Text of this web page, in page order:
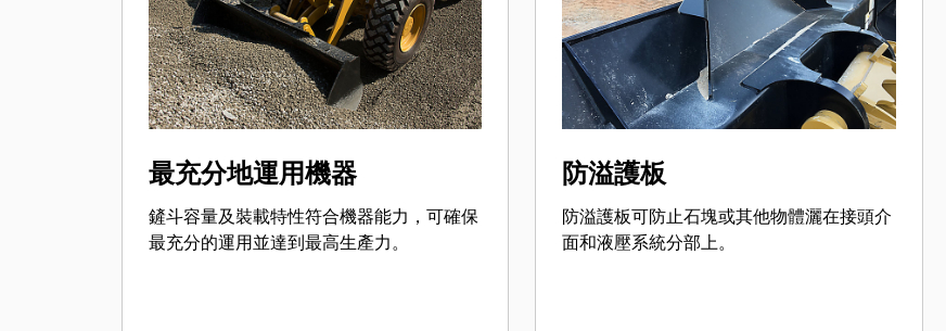
最充分地運用機器
鏟斗容量及裝載特性符合機器能力，可確保
最充分的運用並達到最高生產力。
防溢護板
防溢護板可防止石塊或其他物體灑在接頭介
面和液壓系統分部上。